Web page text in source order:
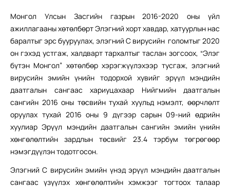
Монгол Улсын Засгийн газрын 2016-2020 оны үйл
ажиллагааны хөтөлбөрт Элэгний хорт хавдар, хатуурлын нас
баралтыг эрс бууруулах, элэгний С вирусийн голомтыг 2020
он гэхэд устгаж, халдварт тархалтыг таслан зогсоох, “Элэг
бүтэн Монгол” хөтөлбөр хэрэгжүүлэхээр тусгаж, элэгний
вирусийн эмийн үнийн тодорхой хувийг эрүүл мэндийн
даатгалын сангаас хариуцахаар Нийгмийн даатгалын
сангийн 2016 оны төсвийн тухай хуульд нэмэлт, өөрчлөлт
оруулах тухай 2016 оны 9 дүгээр сарын 09-ний өдрийн
хуулиар Эрүүл мэндийн даатгалын сангийн эмийн үнийн
хөнгөлөлтийн зардлын төсвийг 23.4 тэрбум төгрөгөөр
нэмэгдүүлэн тодотгосон.
Элэгний С вирусийн эмийн үнэд эрүүл мэндийн даатгалын
сангаас үзүүлэх хөнгөлөлтийн хэмжээг тогтоох талаар